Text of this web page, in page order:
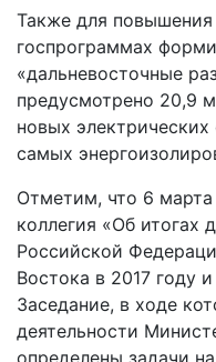
Также для
госпрограммах
«дальневосточные
предусмотрено 20,9
новых
самых
Отметим, что 6
коллегия «Об итогах
Российской
Востока в 2017 году
Заседание, в ходе
деятельности
определены задачи